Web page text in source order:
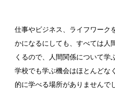
仕事やビジネス、ライフワーク
かになるにしても、すべては人
くるので、人間関係について学
学校でも学ぶ機会はほとんどな
的に学べる場所がありませんで